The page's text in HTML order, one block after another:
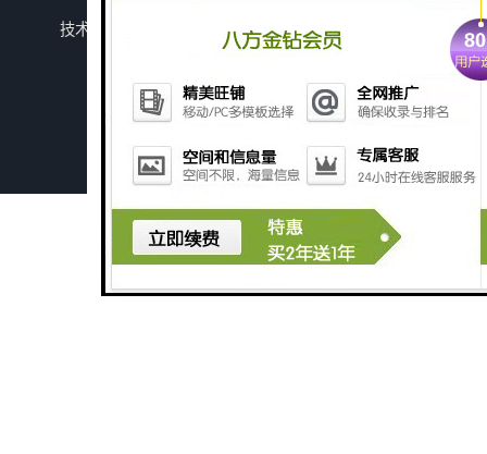
深圳豆制品加工污水处理设备厂家
技术支持： 免责声明 管理员入口